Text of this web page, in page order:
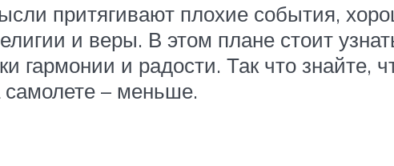
притягивают плохие события,
и веры. В этом плане стоит
гармонии и радости. Так что знайте,
– меньше.